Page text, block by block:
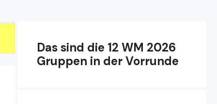
Das sind die 12 WM 2026
Gruppen in der Vorrunde